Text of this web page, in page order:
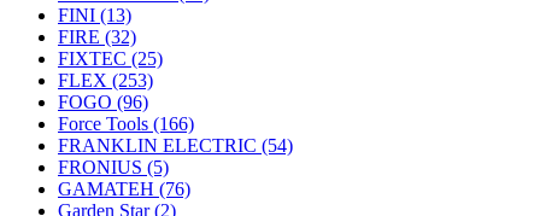
FINI (13)
FIRE (32)
FIXTEC (25)
FLEX (253)
FOGO (96)
Force Tools (166)
FRANKLIN ELECTRIC (54)
FRONIUS (5)
GAMATEH (76)
Garden Star(2)